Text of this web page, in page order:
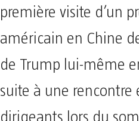
première visite d’un
américain en Chine
de Trump lui-même
suite à une rencontre
dirigeants lors du